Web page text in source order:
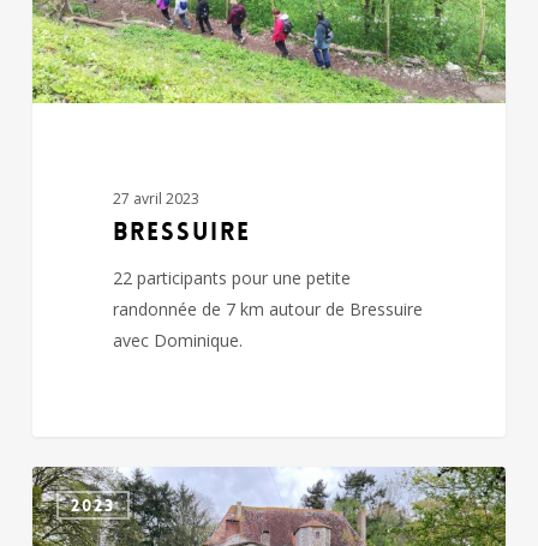
27 avril 2023
BRESSUIRE
22 participants pour une petite
randonnée de 7 km autour de Bressuire
avec Dominique.
dimanche
à
2023